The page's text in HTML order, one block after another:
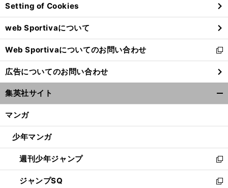
ド
ウ
で
開
く
Setting of Cookies
web Sportivaについて
Web Sportivaについてのお問い合わせ
新
し
い
ウ
ィ
ン
ウ
開
く
広告についてのお問い合わせ
集英社サイト
マンガ
少年マンガ
週刊少年ジャンプ
新
し
い
ジャンプSQ
新